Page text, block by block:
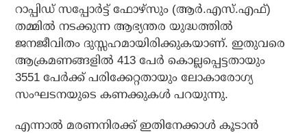
റാപ്പിഡ് സപ്പോര്‍ട്ട് ഫോഴ്‌സും (ആര്‍.എസ്.എഫ്)
തമ്മില്‍ നടക്കുന്ന ആഭ്യന്തര യുദ്ധത്തില്‍
ജനജീവിതം ദുസ്സഹമായിരിക്കുകയാണ്. ഇതുവരെ
ആക്രമണങ്ങളില്‍ 413 പേര്‍ കൊല്ലപ്പെട്ടതായും
3551 പേര്‍ക്ക് പരിക്കേറ്റതായും ലോകാരോഗ്യ
സംഘടനയുടെ കണക്കുകള്‍ പറയുന്നു.
എന്നാല്‍ മരണനിരക്ക് ഇതിനേക്കാള്‍ കൂടാന്‍